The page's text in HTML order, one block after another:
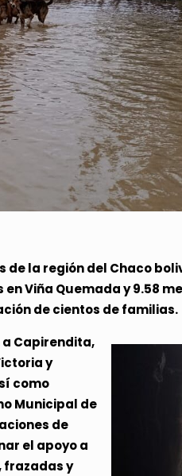
la región del Chaco
Viña Quemada y 9.58
de cientos de familias.
Capirendita,
y
como
Municipal de
de
el apoyo a
frazadas y